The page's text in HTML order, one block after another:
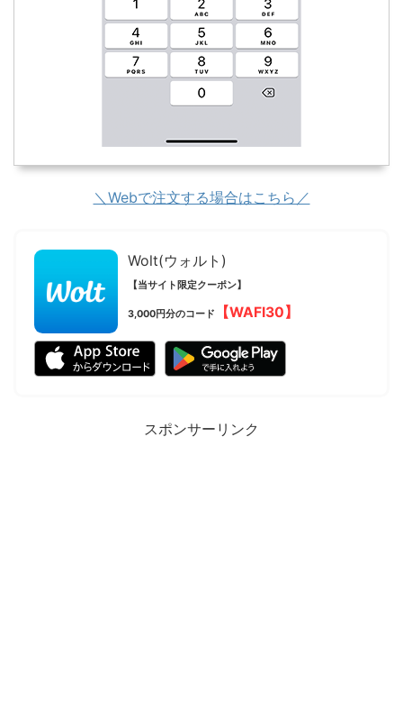
＼Webで注文する場合はこちら／
Wolt(ウォルト)
【当サイト限定クーポン】
3,000円分のコード 【WAFI30】
スポンサーリンク